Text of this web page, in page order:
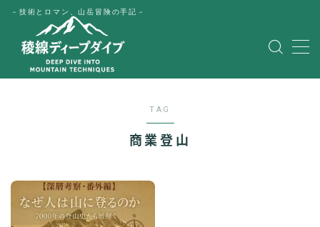
－技術とロマン、山岳冒険の手記－
MENU
Japanese
TAG
商業登山